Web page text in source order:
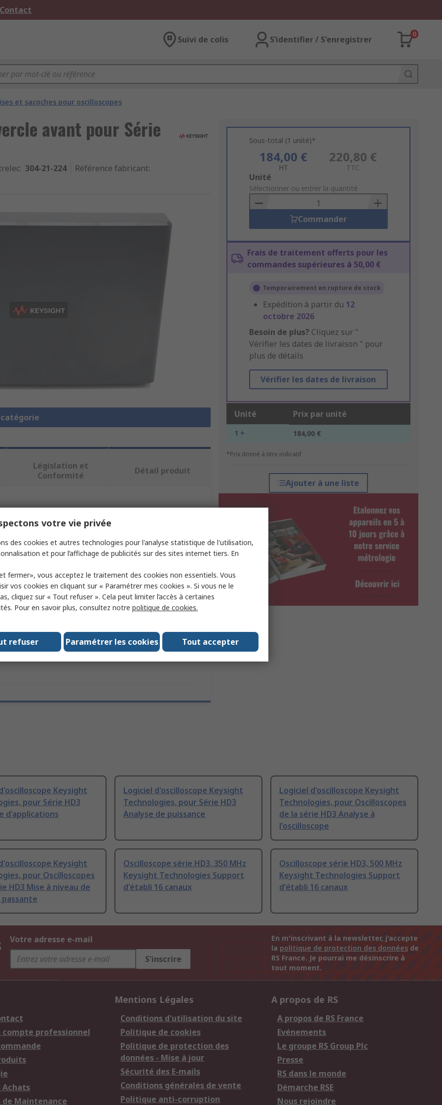
Suivi de colis S’identifier / S'enregistrer
0
et sacoches pour oscilloscopes
avant pour Série
: 304-21-224 Référence fabricant:
Sous-total (1 unité)*
184,00 €
HT
220,80 €
TTC
Add
to
Basket
Unité
Sélectionner ou entrer la quantité
Commander
Frais de traitement offerts pour les
commandes supérieures à 50,00 €
Temporairement en rupture de stock
Expédition à partir du 12
octobre 2026
Besoin de plus? Cliquez sur "
Vérifier les dates de livraison " pour
plus de détails
Vérifier les dates de livraison
Unité Prix par unité
1 + 184,00 €
*Prix donné à titre indicatif
Ajouter à une liste
Législation et
Conformité
Détail produit
un ou plusieurs attributs.
Keysight Technologies
Sonde Oscilloscope
Couvercle avant
No
Keysight
pour Série HD3
d'applications
Logiciel d'oscilloscope Keysight
Technologies, pour Série HD3
Analyse de puissance
Logiciel d'oscilloscope Keysight
Technologies, pour Oscilloscopes
de la série HD3 Analyse à
l'oscilloscope
Keysight
pour Oscilloscopes
HD3 Mise à niveau de
passante
Oscilloscope série HD3, 350 MHz
Keysight Technologies Support
d'établi 16 canaux
Oscilloscope série HD3, 500 MHz
Keysight Technologies Support
d'établi 16 canaux
Votre adresse e-mail
S'inscrire
En m'inscrivant à la newsletter, j'accepte
la politique de protection des données de
RS France. Je pourrai me désinscrire à
tout moment.
compte professionnel
Achats
de Maintenance
Mentions Légales
Conditions d'utilisation du site
Politique de cookies
Politique de protection des
données - Mise à jour
Sécurité des E-mails
Conditions générales de vente
Politique anti-corruption
A propos de RS
A propos de RS France
Evénements
Le groupe RS Group Plc
Presse
RS dans le monde
Démarche RSE
Nous rejoindre
votre vie privée
des cookies et autres technologies pour l'analyse statistique de l'utilisation,
et pour l’affichage de publicités sur des sites internet tiers. En
fermer», vous acceptez le traitement des cookies non essentiels. Vous
vos cookies en cliquant sur « Paramétrer mes cookies ». Si vous ne le
cliquez sur « Tout refuser ». Cela peut limiter l’accès à certaines
Pour en savoir plus, consultez notre politique de cookies.
Tout accepter
Paramétrer les cookies
refuser